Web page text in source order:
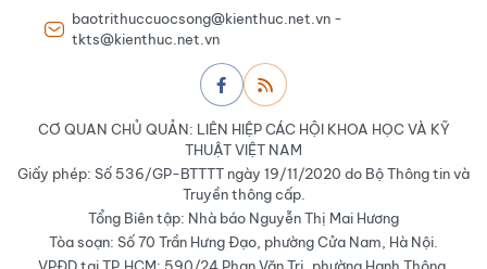
baotrithuccuocsong@kienthuc.net.vn -
tkts@kienthuc.net.vn
CƠ QUAN CHỦ QUẢN: LIÊN HIỆP CÁC HỘI KHOA HỌC VÀ KỸ
THUẬT VIỆT NAM
Giấy phép: Số 536/GP-BTTTT ngày 19/11/2020 do Bộ Thông tin và
Truyền thông cấp.
Tổng Biên tập: Nhà báo Nguyễn Thị Mai Hương
Tòa soạn: Số 70 Trần Hưng Đạo, phường Cửa Nam, Hà Nội.
VPĐD tại TP.HCM: 590/24 Phan Văn Trị, phường Hạnh Thông,